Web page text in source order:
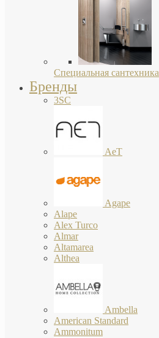
Специальная сантехника
Бренды
3SC
AeT
Agape
Alape
Alex Turco
Almar
Altamarea
Althea
Ambella
American Standard
Ammonitum